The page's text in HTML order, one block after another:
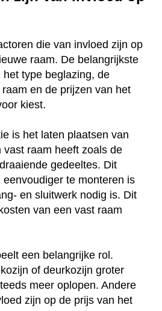
die van invloed zijn op
raam. De belangrijkste
type beglazing, de
en de prijzen van het
kiest.
is het laten plaatsen van
raam heeft zoals de
gedeeltes. Dit
te monteren is
en sluitwerk nodig is. Dit
van een vast raam
een belangrijke rol.
of deurkozijn groter
meer oplopen. Andere
zijn op de prijs van het